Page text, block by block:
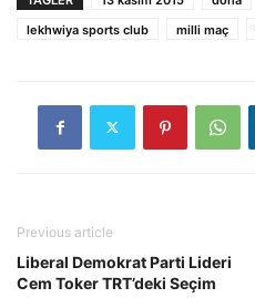
lekhwiya sports club
milli maç
Previous article
Liberal Demokrat Parti Lideri
Cem Toker TRT’deki Seçim